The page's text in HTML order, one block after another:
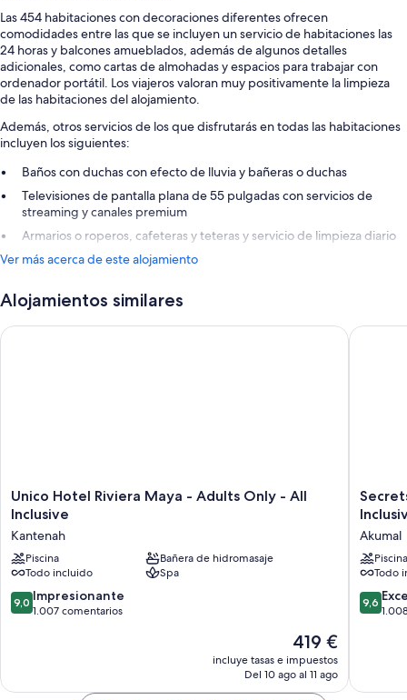
Las 454 habitaciones con decoraciones diferentes ofrecen
comodidades entre las que se incluyen un servicio de habitaciones las
24 horas y balcones amueblados, además de algunos detalles
adicionales, como cartas de almohadas y espacios para trabajar con
ordenador portátil. Los viajeros valoran muy positivamente la limpieza
de las habitaciones del alojamiento.
Además, otros servicios de los que disfrutarás en todas las habitaciones
incluyen los siguientes:
Baños con duchas con efecto de lluvia y bañeras o duchas
Televisiones de pantalla plana de 55 pulgadas con servicios de
streaming y canales premium
Armarios o roperos, cafeteras y teteras y servicio de limpieza diario
Ver más acerca de este alojamiento
Alojamientos similares
Unico
Hotel
Maya
-
Adults
Only
-
Unico Hotel Riviera Maya - Adults Only - All
Inclusive
Kantenah
Piscina
Bañera de hidromasaje
Todo incluido
Spa
9.0
sobre
9,0 Impresionante
1.007 comentarios
El
precio
actual
419 €
incluye tasas e impuestos
Del 10 ago al 11 ago
Unico Hotel Riviera Maya - Adults Only - All Inclusive
Secrets
Akumal
Maya
-
Adults
Only
-
Akumal
Piscina
Todo
9.6
sobre
9,6
Secrets